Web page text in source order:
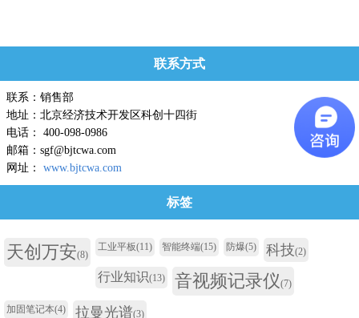
常工作执勤现场摄...
联系方式
联系：销售部
地址：北京经济技术开发区科创十四街
电话： 400-098-0986
邮箱：sgf@bjtcwa.com
网址： www.bjtcwa.com
标签
天创万安(8)
工业平板(11) 智能终端(15) 防爆(5) 科技(2)
行业知识(13) 音视频记录仪(7)
加固笔记本(4) 拉曼光谱(3)